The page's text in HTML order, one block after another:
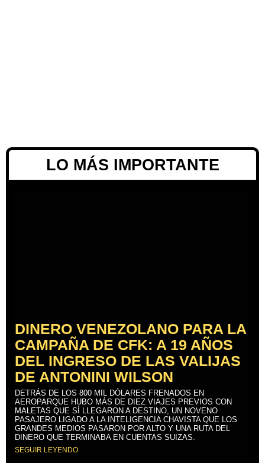
LO MÁS IMPORTANTE
DINERO VENEZOLANO PARA LA
CAMPAÑA DE CFK: A 19 AÑOS
DEL INGRESO DE LAS VALIJAS
DE ANTONINI WILSON
DETRÁS DE LOS 800 MIL DÓLARES FRENADOS EN
AEROPARQUE HUBO MÁS DE DIEZ VIAJES PREVIOS CON
MALETAS QUE SÍ LLEGARON A DESTINO, UN NOVENO
PASAJERO LIGADO A LA INTELIGENCIA CHAVISTA QUE LOS
GRANDES MEDIOS PASARON POR ALTO Y UNA RUTA DEL
DINERO QUE TERMINABA EN CUENTAS SUIZAS.
SEGUIR LEYENDO